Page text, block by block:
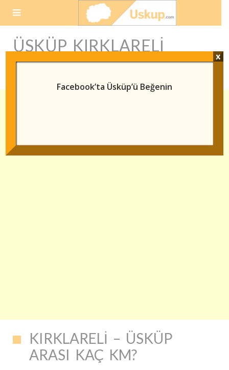
ÜSKÜP KIRKLARELI
ARASI ULAŞIM
KIRKLARELI – ÜSKÜP
ARASI KAÇ KM?
Facebook’ta Üsküp’ü Beğenin
x